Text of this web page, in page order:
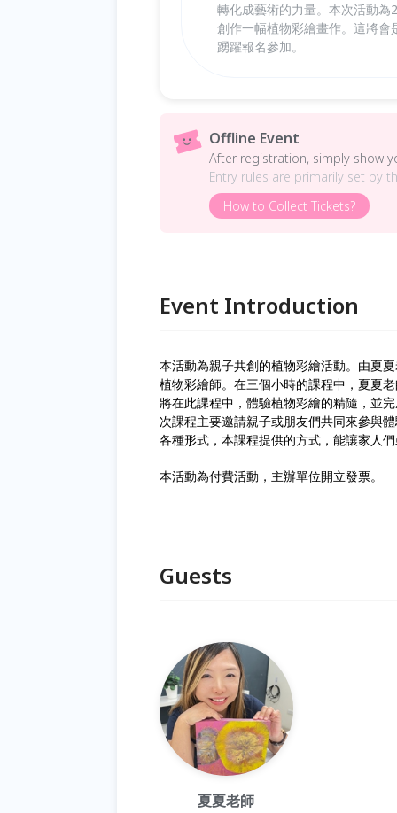
轉化成藝術的力量。本次活動
創作一幅植物彩繪畫作。這將
踴躍報名參加。
Offline Event
After registration, simply show
Entry rules are primarily set by
How to Collect Tickets?
Event Introduction
本活動為親子共創的植物彩繪活動。由夏
植物彩繪師。在三個小時的課程中，夏夏
將在此課程中，體驗植物彩繪的精隨，並
次課程主要邀請親子或朋友們共同來參與
各種形式，本課程提供的方式，能讓家人
本活動為付費活動，主辦單位開立發票。
Guests
夏夏老師